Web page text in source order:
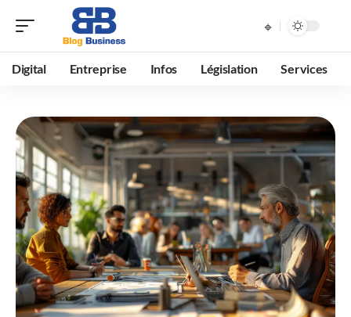
Digital Entreprise Infos Législation Services